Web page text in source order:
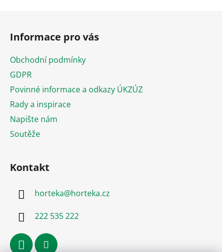
Informace pro vás
Obchodní podmínky
GDPR
Povinné informace a odkazy ÚKZÚZ
Rady a inspirace
Napište nám
Soutěže
Kontakt
horteka@horteka.cz
222 535 222